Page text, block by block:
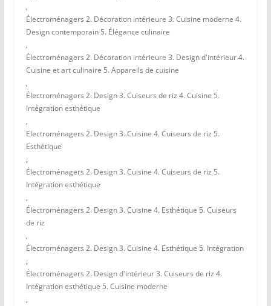
,
Électroménagers 2. Décoration intérieure 3. Cuisine moderne 4.
Design contemporain 5. Élégance culinaire
,
Électroménagers 2. Décoration intérieure 3. Design d'intérieur 4.
Cuisine et art culinaire 5. Appareils de cuisine
,
Électroménagers 2. Design 3. Cuiseurs de riz 4. Cuisine 5.
Intégration esthétique
,
Electroménagers 2. Design 3. Cuisine 4. Cuiseurs de riz 5.
Esthétique
,
Électroménagers 2. Design 3. Cuisine 4. Cuiseurs de riz 5.
Intégration esthétique
,
Électroménagers 2. Design 3. Cuisine 4. Esthétique 5. Cuiseurs
de riz
,
Électroménagers 2. Design 3. Cuisine 4. Esthétique 5. Intégration
,
Électroménagers 2. Design d'intérieur 3. Cuiseurs de riz 4.
Intégration esthétique 5. Cuisine moderne
,